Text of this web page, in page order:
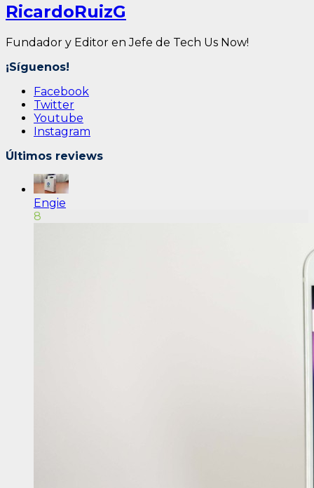
RicardoRuizG
Fundador y Editor en Jefe de Tech Us Now!
¡Síguenos!
Facebook
Twitter
Youtube
Instagram
Últimos reviews
Engie
8